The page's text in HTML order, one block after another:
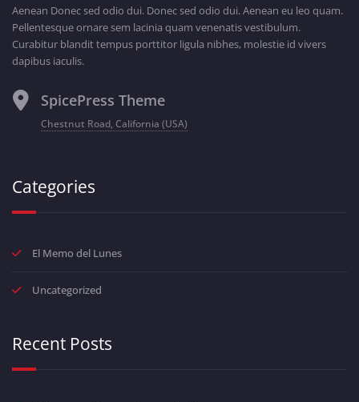
Aenean Donec sed odio dui. Donec sed odio dui. Aenean eu leo quam.
Pellentesque ornare sem lacinia quam venenatis vestibulum.
Curabitur blandit tempus porttitor ligula nibhes, molestie id vivers
dapibus iaculis.
SpicePress Theme
Chestnut Road, California (USA)
Categories
El Memo del Lunes
Uncategorized
Recent Posts